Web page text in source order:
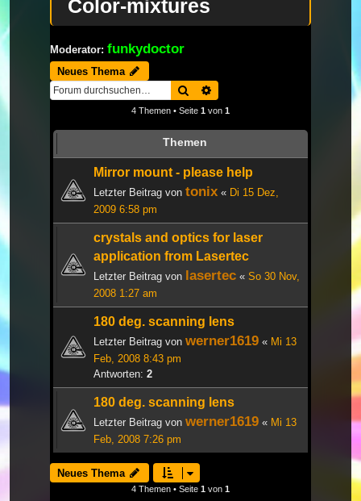
Color-mixtures
Moderator: funkydoctor
Neues Thema
Suche
4 Themen • Seite 1 von 1
Themen
Mirror mount - please help
Letzter Beitrag von tonix « Di 15 Dez,
2009 6:58 pm
crystals and optics for laser
application from Lasertec
Letzter Beitrag von lasertec « So 30 Nov,
2008 1:27 am
180 deg. scanning lens
Letzter Beitrag von werner1619 « Mi 13
Feb, 2008 8:43 pm
Antworten: 2
180 deg. scanning lens
Letzter Beitrag von werner1619 « Mi 13
Feb, 2008 7:26 pm
Neues Thema
4 Themen • Seite 1 von 1